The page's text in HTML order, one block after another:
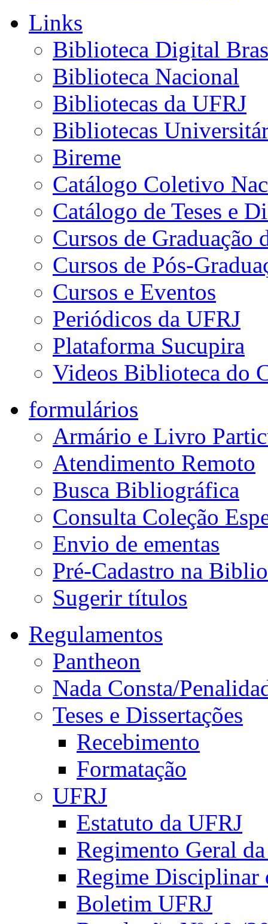
Links
Biblioteca Digital
Biblioteca Nacional
Bibliotecas da UFRJ
Bibliotecas
Bireme
Catálogo Coletivo
Catálogo de Teses e
Cursos de Graduação
Cursos de Pós-
Cursos e Eventos
Periódicos da UFRJ
Plataforma Sucupira
Videos Biblioteca do
formulários
Armário e Livro
Atendimento Remoto
Busca Bibliográfica
Consulta Coleção
Envio de ementas
Pré-Cadastro na
Sugerir títulos
Regulamentos
Pantheon
Nada Consta/
Teses e Dissertações
Recebimento
Formatação
UFRJ
Estatuto da UFRJ
Regimento Geral
Regime Disciplinar
Boletim UFRJ